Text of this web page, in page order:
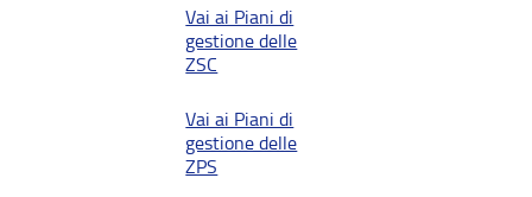
Vai ai Piani di
gestione delle
ZSC
Vai ai Piani di
gestione delle
ZPS